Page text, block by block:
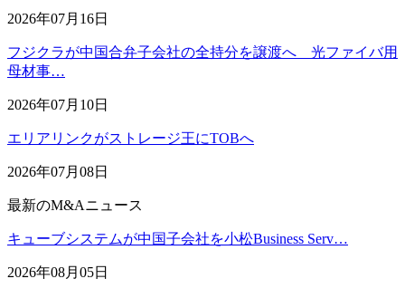
2026年07月16日
フジクラが中国合弁子会社の全持分を譲渡へ 光ファイバ用
母材事…
2026年07月10日
エリアリンクがストレージ王にTOBへ
2026年07月08日
最新のM&Aニュース
キューブシステムが中国子会社を小松Business Serv…
2026年08月05日